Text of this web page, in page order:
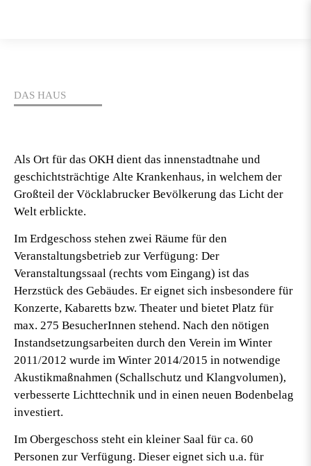
DAS HAUS
Als Ort für das OKH dient das innenstadtnahe und
geschichtsträchtige Alte Krankenhaus, in welchem der
Großteil der Vöcklabrucker Bevölkerung das Licht der
Welt erblickte.
Im Erdgeschoss stehen zwei Räume für den
Veranstaltungsbetrieb zur Verfügung: Der
Veranstaltungssaal (rechts vom Eingang) ist das
Herzstück des Gebäudes. Er eignet sich insbesondere für
Konzerte, Kabaretts bzw. Theater und bietet Platz für
max. 275 BesucherInnen stehend. Nach den nötigen
Instandsetzungsarbeiten durch den Verein im Winter
2011/2012 wurde im Winter 2014/2015 in notwendige
Akustikmaßnahmen (Schallschutz und Klangvolumen),
verbesserte Lichttechnik und in einen neuen Bodenbelag
investiert.
Im Obergeschoss steht ein kleiner Saal für ca. 60
Personen zur Verfügung. Dieser eignet sich u.a. für